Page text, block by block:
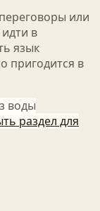
или
в
язык
пригодится в
воды
раздел для